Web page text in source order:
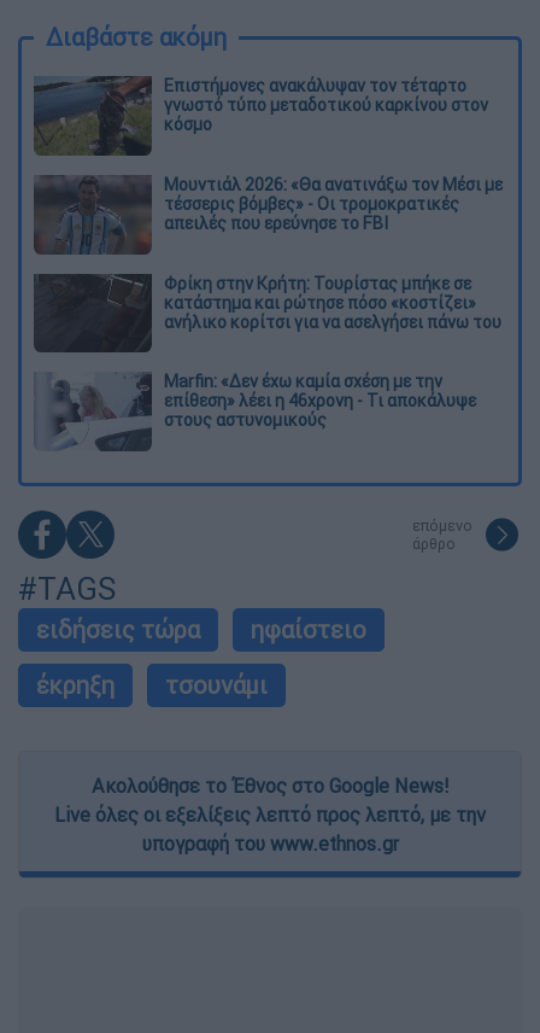
Διαβάστε ακόμη
Επιστήμονες ανακάλυψαν τον τέταρτο
γνωστό τύπο μεταδοτικού καρκίνου στον
κόσμο
Μουντιάλ 2026: «Θα ανατινάξω τον Μέσι με
τέσσερις βόμβες» - Οι τρομοκρατικές
απειλές που ερεύνησε το FBI
Φρίκη στην Κρήτη: Τουρίστας μπήκε σε
κατάστημα και ρώτησε πόσο «κοστίζει»
ανήλικο κορίτσι για να ασελγήσει πάνω του
Marfin: «Δεν έχω καμία σχέση με την
επίθεση» λέει η 46χρονη - Τι αποκάλυψε
στους αστυνομικούς
επόμενο
άρθρο
#TAGS
ειδήσεις τώρα
ηφαίστειο
έκρηξη
τσουνάμι
Ακολούθησε το Έθνος στο Google News!
Live όλες οι εξελίξεις λεπτό προς λεπτό, με την
υπογραφή του www.ethnos.gr